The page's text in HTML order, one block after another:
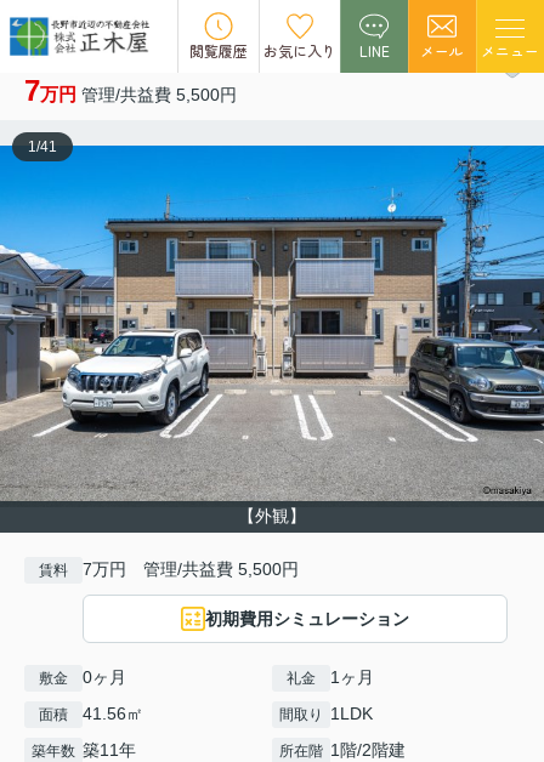
閲覧履歴 お気に入り LINE メール メニュー
NEW
ハピネス高田 B101
7万円 管理/共益費 5,500円
【外観】
1/41
賃料 7万円 管理/共益費 5,500円
初期費用シミュレーション
敷金 0ヶ月 礼金 1ヶ月
面積 41.56㎡ 間取り 1LDK
築年数 築11年 所在階 1階/2階建